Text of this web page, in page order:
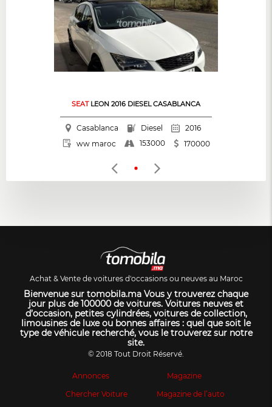
SEATLEON 2016 DIESEL CASABLANCA
Casablanca Diesel
2016
ww maroc
153000 170000
Achat & Vente de voitures d'occasions ou neuves au Maroc
Bienvenue sur tomobila.ma Vous y trouverez chaque
jour plus de 100000 de voitures. Voitures neuves et
d’occasion, petites cylindrées, voitures de collection,
limousines de luxe ou bonnes affaires : quel que soit le
type de véhicule recherché, vous le trouverez sur notre
site.
© 2018 Tout Droit Réservé.
Annonces
Chercher Voiture
Magazine
Magazine de l’auto